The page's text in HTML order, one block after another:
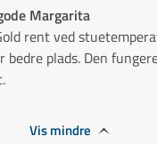
Margarita
rent ved
plads. Den
Vis mindre